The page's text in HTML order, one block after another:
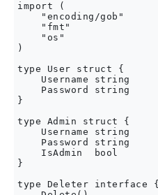
import (
    "encoding/gob"
    "fmt"
    "os"
)
type User struct {
    Username string
    Password string
}
type Admin struct {
    Username string
    Password string
    IsAdmin  bool
}
type Deleter interface {